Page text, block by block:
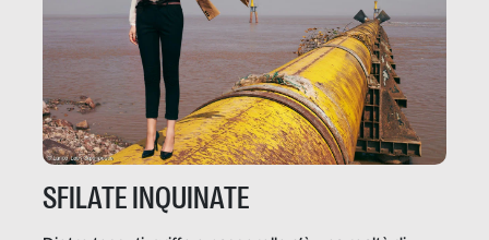
SFILATE INQUINATE